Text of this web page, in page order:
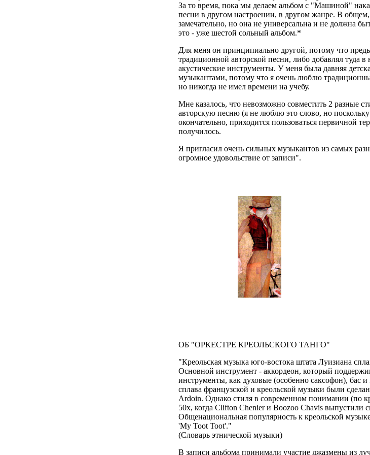
За то время, пока мы делаем альбом с "Машиной"
песни в другом настроении, в другом жанре. В
замечательно, но она не универсальна и не должна
это - уже шестой сольный альбом.*
Для меня он принципиально другой, потому что
традиционной авторской песни, либо добавлял туда
акустические инструменты. У меня была давняя
музыкантами, потому что я очень люблю
но никогда не имел времени на учебу.
Мне казалось, что невозможно совместить 2 разные
авторскую песню (я не люблю это слово, но
окончательно, приходится пользоваться первичной
получилось.
Я пригласил очень сильных музыкантов из самых
огромное удовольствие от записи".
ОБ "ОРКЕСТРЕ КРЕОЛЬСКОГО ТАНГО"
"Креольская музыка юго-востока штата Луизиана
Основной инструмент - аккордеон, который
инструменты, как духовые (особенно саксофон), бас
сплава французской и креольской музыки были
Ardoin. Однако стиля в современном понимании (по
50х, когда Clifton Chenier и Boozoo Chavis выпустили
Общенациональная популярность к креольской
'My Toot Toot'."
(Словарь этнической музыки)
В записи альбома принимали участие джазмены из